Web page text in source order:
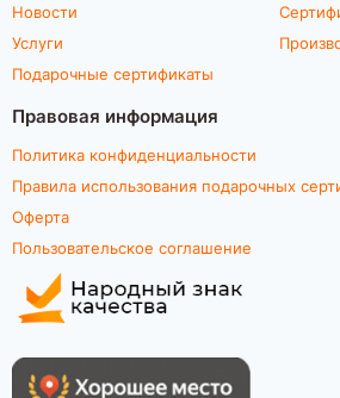
Новости
Услуги
Подарочные сертификаты
Правовая информация
Политика конфиденциальности
Правила использования подарочных
Оферта
Пользовательское соглашение